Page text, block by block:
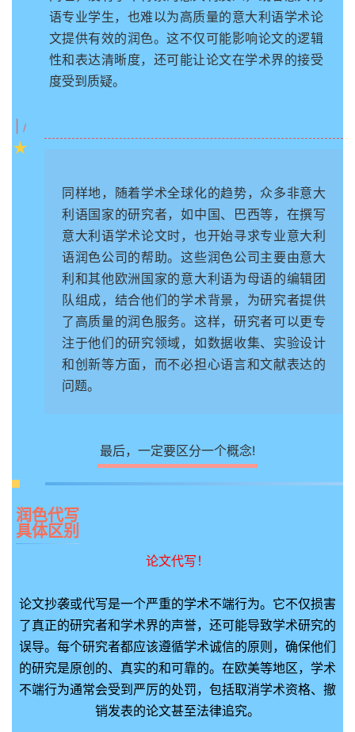
语专业学生，也难以为高质量的意大利语学术论
文提供有效的润色。这不仅可能影响论文的逻辑
性和表达清晰度，还可能让论文在学术界的接受
度受到质疑。
/
★
同样地，随着学术全球化的趋势，众多非意大
利语国家的研究者，如中国、巴西等，在撰写
意大利语学术论文时，也开始寻求专业意大利
语润色公司的帮助。这些润色公司主要由意大
利和其他欧洲国家的意大利语为母语的编辑团
队组成，结合他们的学术背景，为研究者提供
了高质量的润色服务。这样，研究者可以更专
注于他们的研究领域，如数据收集、实验设计
和创新等方面，而不必担心语言和文献表达的
问题。
最后，一定要区分一个概念!
润色代写
具体区别
论文代写！
论文抄袭或代写是一个严重的学术不端行为。它不仅损害
了真正的研究者和学术界的声誉，还可能导致学术研究的
误导。每个研究者都应该遵循学术诚信的原则，确保他们
的研究是原创的、真实的和可靠的。在欧美等地区，学术
不端行为通常会受到严厉的处罚，包括取消学术资格、撤
销发表的论文甚至法律追究。